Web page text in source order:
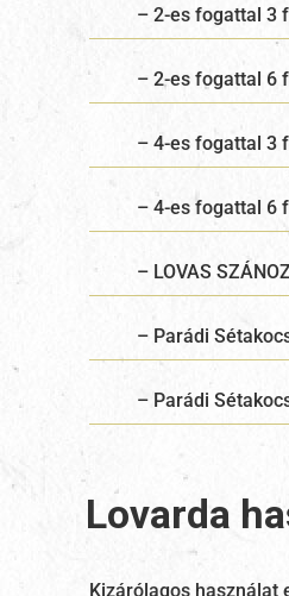
– 2-es fogattal 3
– 2-es fogattal 6
– 4-es fogattal 3
– 4-es fogattal 6
– LOVAS
– Parádi
– Parádi
Lovarda
Kizárólagos használat